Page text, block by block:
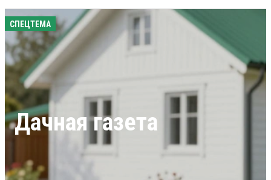
СПЕЦТЕМА
Дачная газета